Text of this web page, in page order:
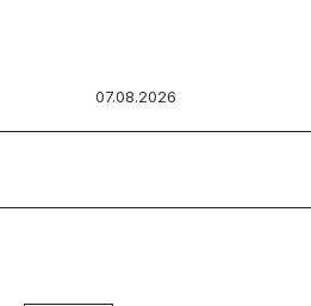
07.08.2026